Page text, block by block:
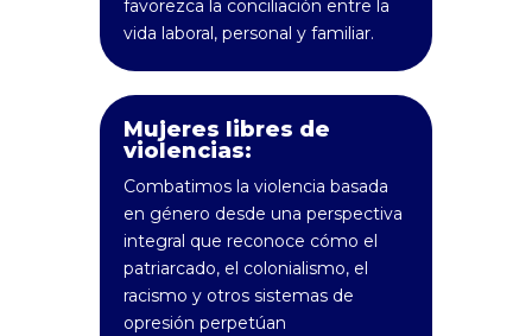
favorezca la conciliación entre la
vida laboral, personal y familiar.
Mujeres libres de
violencias:
Combatimos la violencia basada
en género desde una perspectiva
integral que reconoce cómo el
patriarcado, el colonialismo, el
racismo y otros sistemas de
opresión perpetúan